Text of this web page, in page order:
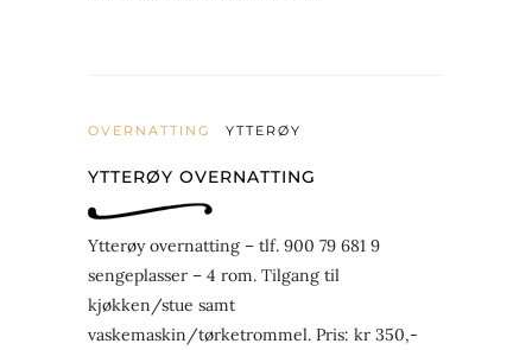
OVERNATTING YTTERØY
YTTERØY OVERNATTING
Ytterøy overnatting – tlf. 900 79 681 9
sengeplasser – 4 rom. Tilgang til
kjøkken/stue samt
vaskemaskin/tørketrommel. Pris: kr 350,-